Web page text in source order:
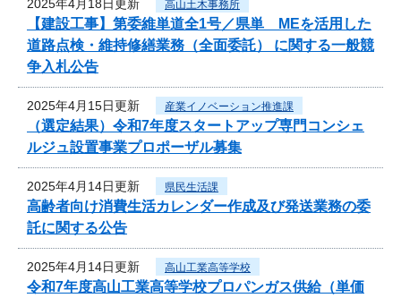
2025年4月18日更新 高山土木事務所
【建設工事】第委維単道全1号／県単 MEを活用した
道路点検・維持修繕業務（全面委託） に関する一般競
争入札公告
2025年4月15日更新 産業イノベーション推進課
（選定結果）令和7年度スタートアップ専門コンシェ
ルジュ設置事業プロポーザル募集
2025年4月14日更新 県民生活課
高齢者向け消費生活カレンダー作成及び発送業務の委
託に関する公告
2025年4月14日更新 高山工業高等学校
令和7年度高山工業高等学校プロパンガス供給（単価